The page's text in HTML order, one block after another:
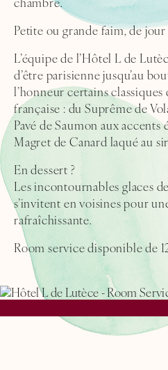
chambre.
Petite ou grande faim, de
L’équipe de l’Hôtel L de
d’être parisienne jusqu’au
l’honneur certains classiques
française : du Suprême de
Pavé de Saumon aux accents
Magret de Canard laqué au
En dessert ?
Les incontournables glaces
s’invitent en voisines pour
rafraîchissante.
Room service disponible de